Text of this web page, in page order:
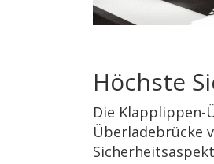
Höchste
Die Klapplippen-
Überladebrücke